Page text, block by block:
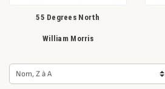
55 Degrees North
William Morris
Nom, Z à A